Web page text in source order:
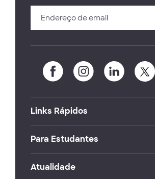
Links Rápidos
Para Estudantes
Atualidade